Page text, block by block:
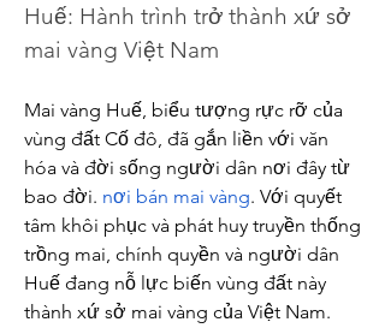
Huế: Hành trình trở thành xứ sở
mai vàng Việt Nam
Mai vàng Huế, biểu tượng rực rỡ của
vùng đất Cố đô, đã gắn liền với văn
hóa và đời sống người dân nơi đây từ
bao đời. nơi bán mai vàng. Với quyết
tâm khôi phục và phát huy truyền thống
trồng mai, chính quyền và người dân
Huế đang nỗ lực biến vùng đất này
thành xứ sở mai vàng của Việt Nam.